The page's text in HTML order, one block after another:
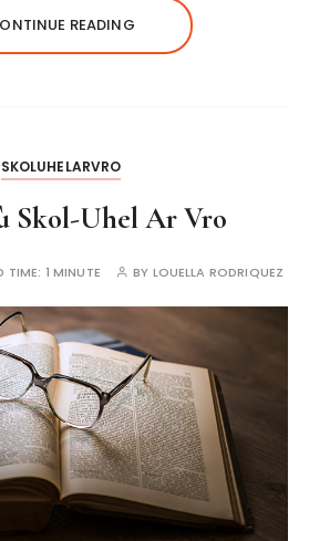
READING
SKOLUHELARVRO
Skol-Uhel Ar Vro
TIME: 1 MINUTE BY LOUELLA RODRIQUEZ